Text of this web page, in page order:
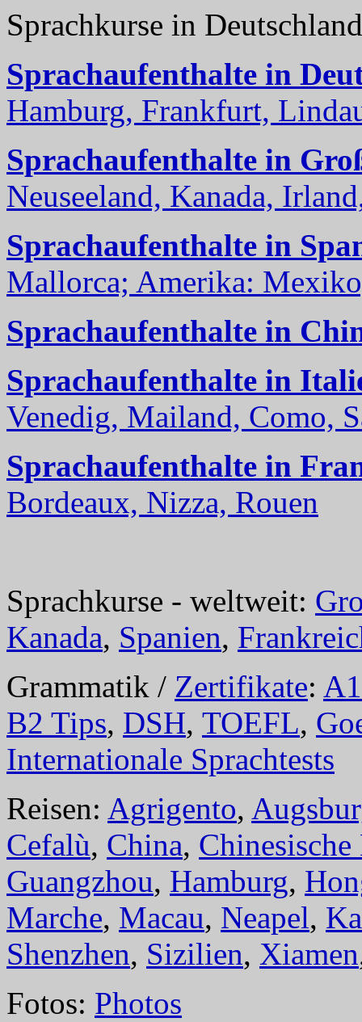
Sprachkurse in
Sprachaufenthalte in
Hamburg, Frankfurt,
Sprachaufenthalte in
Neuseeland, Kanada,
Sprachaufenthalte in
Mallorca; Amerika:
Sprachaufenthalte in
Sprachaufenthalte in
Venedig, Mailand, Como,
Sprachaufenthalte in
Bordeaux, Nizza, Rouen
Sprachkurse - weltweit:
Kanada, Spanien,
Grammatik / Zertifikate: A1
B2 Tips, DSH, TOEFL,
Internationale Sprachtests
Reisen: Agrigento,
Cefalù, China, Chinesische
Guangzhou, Hamburg,
Marche, Macau, Neapel,
Shenzhen, Sizilien, Xiamen
Fotos: Photos